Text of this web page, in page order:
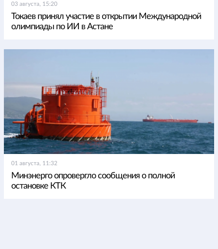
03 августа, 15:20
Токаев принял участие в открытии Международной
олимпиады по ИИ в Астане
01 августа, 11:32
Минэнерго опровергло сообщения о полной
остановке КТК